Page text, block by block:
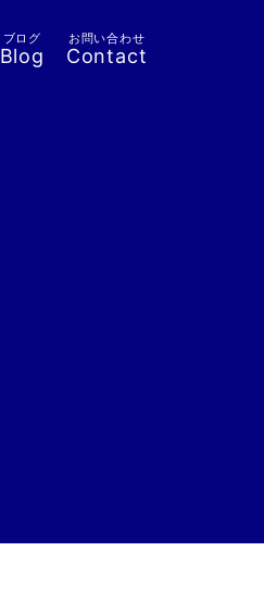
ブログ
Blog
お問い合わせ
Contact